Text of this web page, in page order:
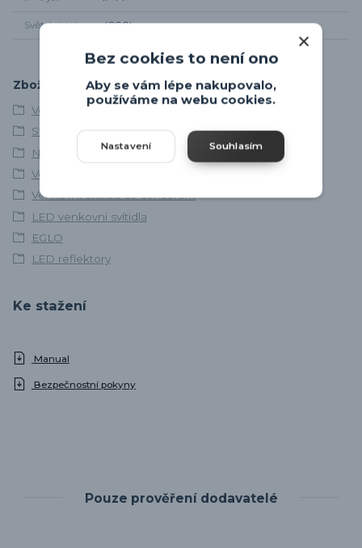
Světelný tok 4800lm
Zboží zařazeno v kategoriích
Venkovní osvětlení
Svítidla skladem
Nástěnná venkovní svítidla
Venkovní reflektorová svítidla
Venkovní svítidla se senzorem
LED venkovní svítidla
EGLO
LED reflektory
Ke stažení
Manual
Bezpečnostní pokyny
Pouze prověření dodavatelé
Bez cookies to není ono
Aby se vám lépe nakupovalo,
používáme na webu cookies.
Nastavení Souhlasím